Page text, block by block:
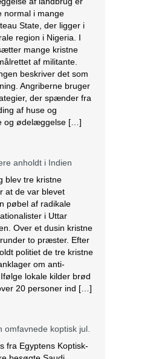
der spænder fra
af huse og
og ødelæggelse […]
anholdt i Indien
blev tre kristne
at de var blevet
pøbel af radikale
i Uttar
Over et dusin kristne
politiet de tre kristne
lokale kilder brød
20 personer ind […]
omfavnede koptisk jul.
fra Egyptens Koptisk-
besøgte Saudi
fejrede den østlige
med 3.000
bosiddende i landet.
af den islamiske
Mekka og